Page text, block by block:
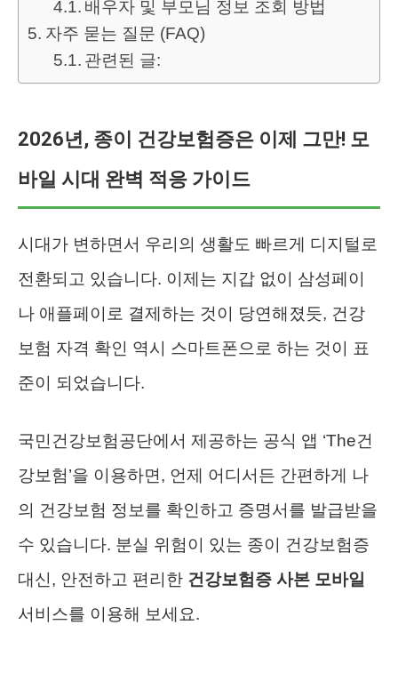
배우자 및 부모님 정보 조회 방법
자주 묻는 질문 (FAQ)
관련된 글:
2026년, 종이 건강보험증은 이제 그만! 모
바일 시대 완벽 적응 가이드
시대가 변하면서 우리의 생활도 빠르게 디지털로
전환되고 있습니다. 이제는 지갑 없이 삼성페이
나 애플페이로 결제하는 것이 당연해졌듯, 건강
보험 자격 확인 역시 스마트폰으로 하는 것이 표
준이 되었습니다.
국민건강보험공단에서 제공하는 공식 앱 ‘The건
강보험’을 이용하면, 언제 어디서든 간편하게 나
의 건강보험 정보를 확인하고 증명서를 발급받을
수 있습니다. 분실 위험이 있는 종이 건강보험증
대신, 안전하고 편리한 건강보험증 사본 모바일
서비스를 이용해 보세요.